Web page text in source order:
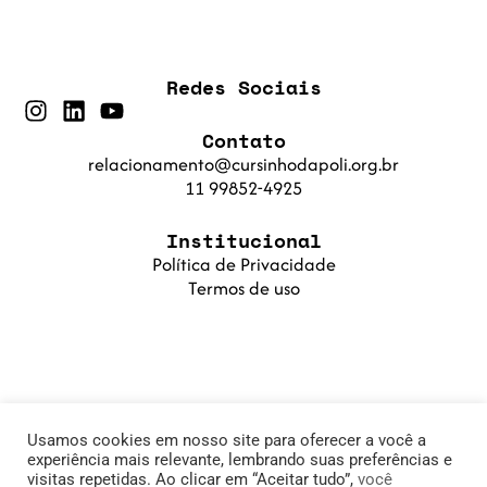
Institucional
Política de Privacidade
Termos de uso
Contato
relacionamento@cursinhodapoli.org.br
11 99852-4925
Redes Sociais
Usamos cookies em nosso site para oferecer a você a
experiência mais relevante, lembrando suas preferências e
visitas repetidas. Ao clicar em “Aceitar tudo”, você